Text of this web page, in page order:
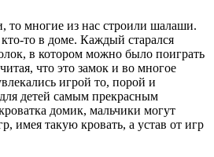
многие из нас строили шалаши.
то в доме. Каждый старался
в котором можно было поиграть
что это замок и во многое
игрой то, порой и
детей самым прекрасным
домик, мальчики могут
имея такую кровать, а устав от игр